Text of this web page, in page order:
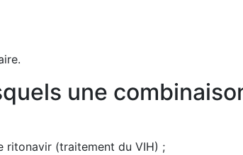
une
ritonavir (traitement du VIH) ;